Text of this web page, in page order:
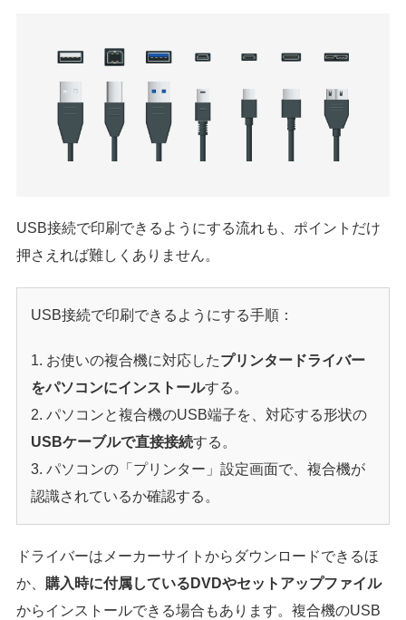
USB接続で印刷できるようにする流れも、ポイントだけ
押さえれば難しくありません。
USB接続で印刷できるようにする手順：
お使いの複合機に対応したプリンタードライバー
をパソコンにインストールする。
パソコンと複合機のUSB端子を、対応する形状の
USBケーブルで直接接続する。
パソコンの「プリンター」設定画面で、複合機が
認識されているか確認する。
ドライバーはメーカーサイトからダウンロードできるほ
か、 購入時に付属しているDVDやセットアップファイル
からインストールできる場合もあります。複合機のUSB